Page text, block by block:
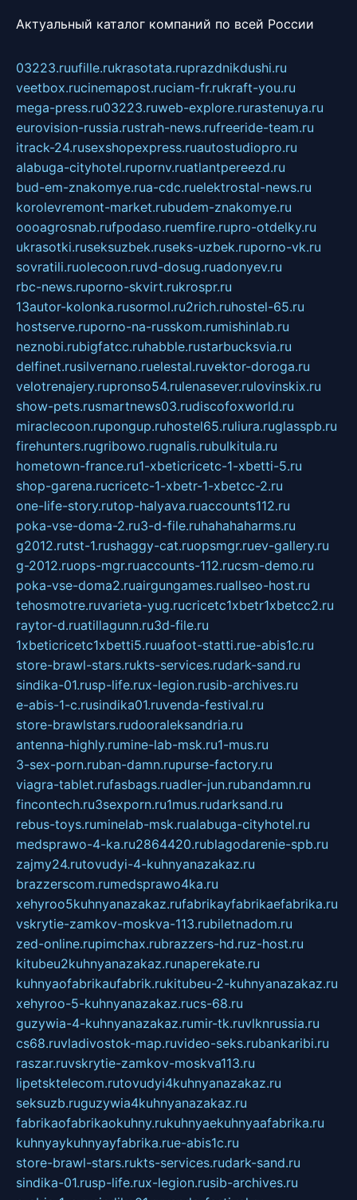
Актуальный каталог компаний по всей России
03223.ruufille.rukrasotata.ruprazdnikdushi.ru
veetbox.rucinemapost.ruciam-fr.rukraft-you.ru
mega-press.ru03223.ruweb-explore.rurastenuya.ru
eurovision-russia.rustrah-news.rufreeride-team.ru
itrack-24.rusexshopexpress.ruautostudiopro.ru
alabuga-cityhotel.rupornv.ruatlantpereezd.ru
bud-em-znakomye.rua-cdc.ruelektrostal-news.ru
korolevremont-market.rubudem-znakomye.ru
oooagrosnab.rufpodaso.ruemfire.rupro-otdelky.ru
ukrasotki.ruseksuzbek.ruseks-uzbek.ruporno-vk.ru
sovratili.ruolecoon.ruvd-dosug.ruadonyev.ru
rbc-news.ruporno-skvirt.rukrospr.ru
13autor-kolonka.rusormol.ru2rich.ruhostel-65.ru
hostserve.ruporno-na-russkom.rumishinlab.ru
neznobi.rubigfatcc.ruhabble.rustarbucksvia.ru
delfinet.rusilvernano.ruelestal.ruvektor-doroga.ru
velotrenajery.rupronso54.rulenasever.rulovinskix.ru
show-pets.rusmartnews03.rudiscofoxworld.ru
miraclecoon.rupongup.ruhostel65.ruliura.ruglasspb.ru
firehunters.rugribowo.rugnalis.rubulkitula.ru
hometown-france.ru1-xbeticricetc-1-xbetti-5.ru
shop-garena.rucricetc-1-xbetr-1-xbetcc-2.ru
one-life-story.rutop-halyava.ruaccounts112.ru
poka-vse-doma-2.ru3-d-file.ruhahahaharms.ru
g2012.rutst-1.rushaggy-cat.ruopsmgr.ruev-gallery.ru
g-2012.ruops-mgr.ruaccounts-112.rucsm-demo.ru
poka-vse-doma2.ruairgungames.ruallseo-host.ru
tehosmotre.ruvarieta-yug.rucricetc1xbetr1xbetcc2.ru
raytor-d.ruatillagunn.ru3d-file.ru
1xbeticricetc1xbetti5.ruuafoot-statti.rue-abis1c.ru
store-brawl-stars.rukts-services.rudark-sand.ru
sindika-01.rusp-life.rux-legion.rusib-archives.ru
e-abis-1-c.rusindika01.ruvenda-festival.ru
store-brawlstars.rudooraleksandria.ru
antenna-highly.rumine-lab-msk.ru1-mus.ru
3-sex-porn.ruban-damn.rupurse-factory.ru
viagra-tablet.rufasbags.ruadler-jun.rubandamn.ru
fincontech.ru3sexporn.ru1mus.rudarksand.ru
rebus-toys.ruminelab-msk.rualabuga-cityhotel.ru
medsprawo-4-ka.ru2864420.rublagodarenie-spb.ru
zajmy24.rutovudyi-4-kuhnyanazakaz.ru
brazzerscom.rumedsprawo4ka.ru
xehyroo5kuhnyanazakaz.rufabrikayfabrikaefabrika.ru
vskrytie-zamkov-moskva-113.rubiletnadom.ru
zed-online.rupimchax.rubrazzers-hd.ruz-host.ru
kitubeu2kuhnyanazakaz.runaperekate.ru
kuhnyaofabrikaufabrik.rukitubeu-2-kuhnyanazakaz.ru
xehyroo-5-kuhnyanazakaz.rucs-68.ru
guzywia-4-kuhnyanazakaz.rumir-tk.ruvlknrussia.ru
cs68.ruvladivostok-map.ruvideo-seks.rubankaribi.ru
raszar.ruvskrytie-zamkov-moskva113.ru
lipetsktelecom.rutovudyi4kuhnyanazakaz.ru
seksuzb.ruguzywia4kuhnyanazakaz.ru
fabrikaofabrikaokuhny.rukuhnyaekuhnyaafabrika.ru
kuhnyaykuhnyayfabrika.rue-abis1c.ru
store-brawl-stars.rukts-services.rudark-sand.ru
sindika-01.rusp-life.rux-legion.rusib-archives.ru